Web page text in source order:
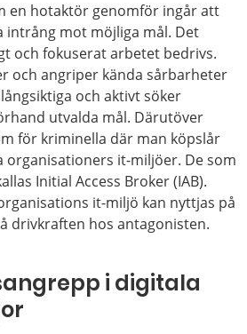
en hotaktör genomför ingår att
intrång mot möjliga mål. Det
och fokuserat arbetet bedrivs.
och angriper kända sårbarheter
och aktivt söker
utvalda mål. Därutöver
för kriminella där man köpslår
it-miljöer. De som
Initial Access Broker (IAB).
it-miljö kan nyttjas på
drivkraften hos antagonisten.
i digitala